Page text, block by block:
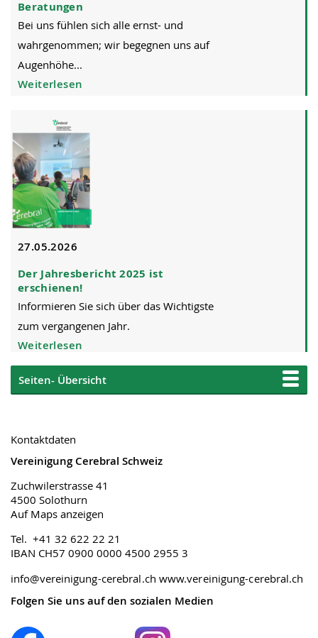
Beratungen
Bei uns fühlen sich alle ernst- und
wahrgenommen; wir begegnen uns auf
Augenhöhe...
Weiterlesen
27.05.2026
Der Jahresbericht 2025 ist
erschienen!
Informieren Sie sich über das Wichtigste
zum vergangenen Jahr.
Weiterlesen
Seiten- Übersicht
Kontaktdaten
Vereinigung Cerebral Schweiz
Zuchwilerstrasse 41
4500 Solothurn
Auf Maps anzeigen
Tel. +41 32 622 22 21
IBAN CH57 0900 0000 4500 2955 3
info@vereinigung-cerebral.ch www.vereinigung-cerebral.ch
Folgen Sie uns auf den sozialen Medien